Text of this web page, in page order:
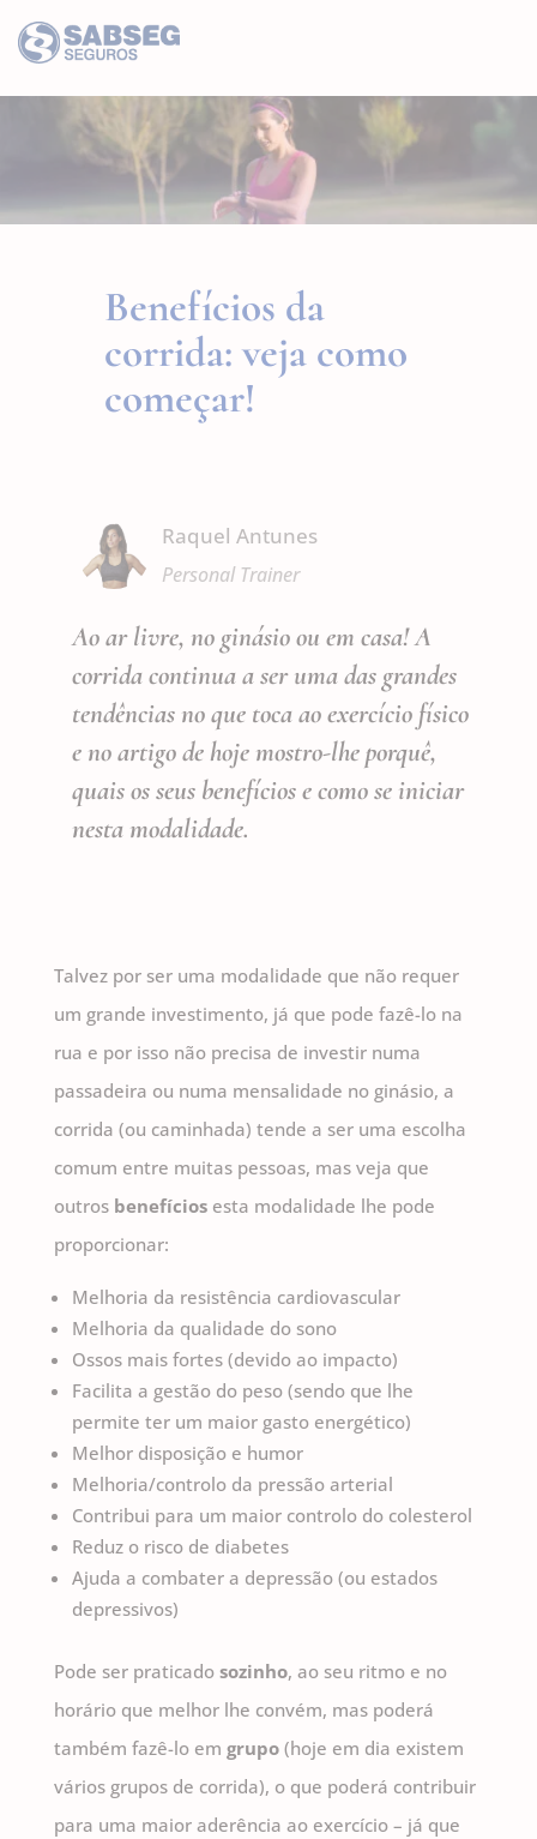
Benefícios da
corrida: veja como
começar!
Raquel Antunes
Personal Trainer
Ao ar livre, no ginásio ou em casa! A
corrida continua a ser uma das grandes
tendências no que toca ao exercício físico
e no artigo de hoje mostro-lhe porquê,
quais os seus benefícios e como se iniciar
nesta modalidade.
Talvez por ser uma modalidade que não requer
um grande investimento, já que pode fazê-lo na
rua e por isso não precisa de investir numa
passadeira ou numa mensalidade no ginásio, a
corrida (ou caminhada) tende a ser uma escolha
comum entre muitas pessoas, mas veja que
outros benefícios esta modalidade lhe pode
proporcionar:
Melhoria da resistência cardiovascular
Melhoria da qualidade do sono
Ossos mais fortes (devido ao impacto)
Facilita a gestão do peso (sendo que lhe
permite ter um maior gasto energético)
Melhor disposição e humor
Melhoria/controlo da pressão arterial
Contribui para um maior controlo do colesterol
Reduz o risco de diabetes
Ajuda a combater a depressão (ou estados
depressivos)
Pode ser praticado sozinho, ao seu ritmo e no
horário que melhor lhe convém, mas poderá
também fazê-lo em grupo(hoje em dia existem
vários grupos de corrida), o que poderá contribuir
para uma maior aderência ao exercício – já que